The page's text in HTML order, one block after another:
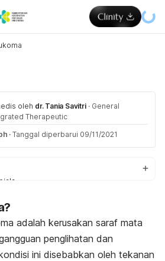
oleh dr. Tania Savitri · General
Therapeutic
· Tanggal diperbarui 09/11/2021
adalah kerusakan saraf mata
penglihatan dan
ini disebabkan oleh tekanan